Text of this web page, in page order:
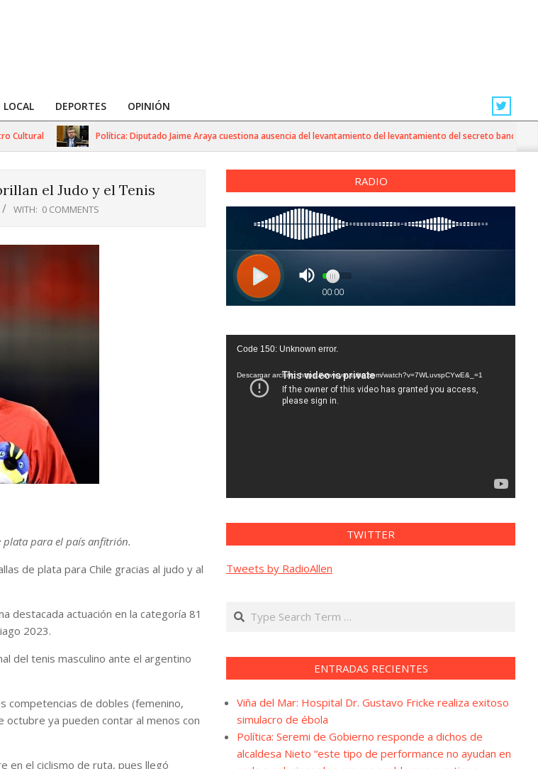
LOCAL DEPORTES OPINIÓN
Política: Diputado Jaime Araya cuestiona ausencia del levantamiento del levantamiento del secreto bancario en
el Judo y el Tenis
WITH: 0 COMMENTS
plata para el país anfitrión.
de plata para Chile gracias al judo y al
destacada actuación en la categoría 81
2023.
del tenis masculino ante el argentino
competencias de dobles (femenino,
ya pueden contar al menos con
en el ciclismo de ruta, pues llegó
RADIO
Reproductor
vídeo
Code 150: Unknown error.
Descargar archivo: https://www.youtube.com/watch?v=7WLuvspCYwE&_=1
TWITTER
Tweets by RadioAllen
Search
ENTRADAS RECIENTES
Viña del Mar: Hospital Dr. Gustavo Fricke realiza exitoso
simulacro de ébola
Política: Seremi de Gobierno responde a dichos de
alcaldesa Nieto “este tipo de performance no ayudan en